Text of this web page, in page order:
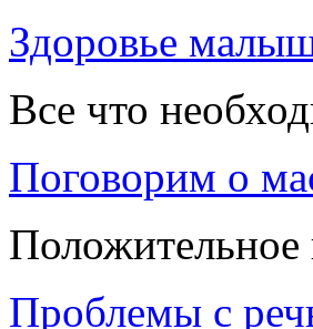
Здоровье
Все что
Поговорим о
Положительное
Проблемы с